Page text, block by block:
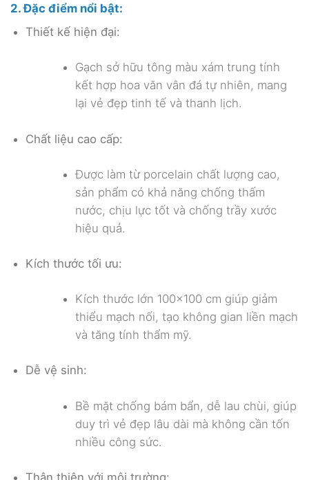
2. Đặc điểm nổi bật:
Thiết kế hiện đại:
Gạch sở hữu tông màu xám trung tính
kết hợp hoa văn vân đá tự nhiên, mang
lại vẻ đẹp tinh tế và thanh lịch.
Chất liệu cao cấp:
Được làm từ porcelain chất lượng cao,
sản phẩm có khả năng chống thấm
nước, chịu lực tốt và chống trầy xước
hiệu quả.
Kích thước tối ưu:
Kích thước lớn 100×100 cm giúp giảm
thiểu mạch nối, tạo không gian liền mạch
và tăng tính thẩm mỹ.
Dễ vệ sinh:
Bề mặt chống bám bẩn, dễ lau chùi, giúp
duy trì vẻ đẹp lâu dài mà không cần tốn
nhiều công sức.
Thân thiện với môi trường: